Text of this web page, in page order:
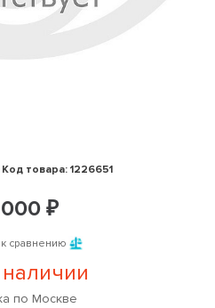
Код товара: 1226651
₽
сравнению
по Москве